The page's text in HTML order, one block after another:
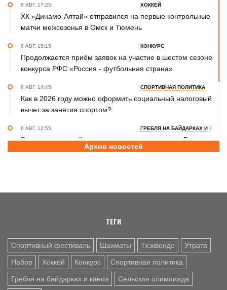
6 АВГ. 17:25 ХОККЕЙ
ХК «Динамо-Алтай» отправился на первые контрольные
матчи межсезонья в Омск и Тюмень
6 АВГ. 15:15 КОНКУРС
Продолжается приём заявок на участие в шестом сезоне
конкурса РФС «Россия - футбольная страна»
6 АВГ. 14:45 СПОРТИВНАЯ ПОЛИТИКА
Как в 2026 году можно оформить социальный налоговый
вычет за занятия спортом?
6 АВГ. 12:55 ГРЕБЛЯ НА БАЙДАРКАХ И КАНОЭ
В заключительный день юниорского первенства России
на счету алтайских гребцов три медали
летняя. Поспелиха, 2014 год. Часть первая
Архив новостей
ТЕГИ
Спортивный фестиваль Шахматы Тхэквондо Утрата
Набор Хоккей Конкурс Спортивная политика
Гребля на байдарках и каноэ Сельская олимпиада